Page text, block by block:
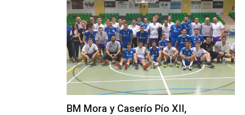
BM Mora y Caserío Pío XII,